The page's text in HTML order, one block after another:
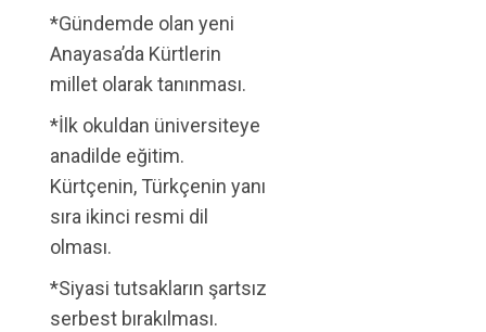
*Gündemde olan yeni
Anayasa’da Kürtlerin
millet olarak tanınması.
*İlk okuldan üniversiteye
anadilde eğitim.
Kürtçenin, Türkçenin yanı
sıra ikinci resmi dil
olması.
*Siyasi tutsakların şartsız
serbest bırakılması.